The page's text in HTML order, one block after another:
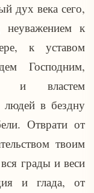
дух века сего,
неуважением к
к уставом
Господним,
и властем
в бездну
Отврати от
твоим
грады и веси
и глада, от